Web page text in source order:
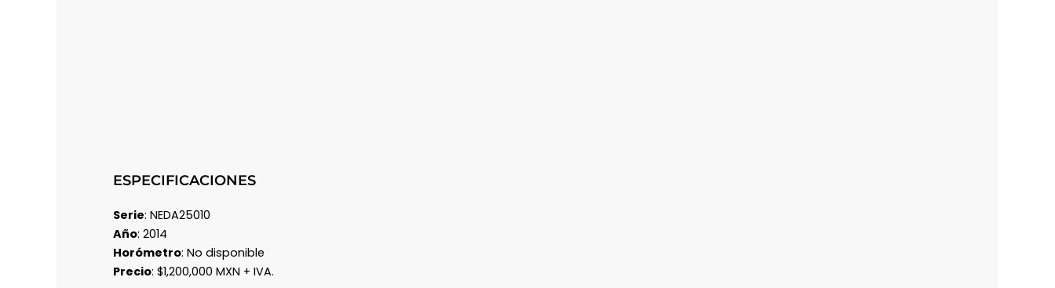
ESPECIFICACIONES
Serie: NEDA25010
Año: 2014
Horómetro: No disponible
Precio: $1,200,000 MXN + IVA.